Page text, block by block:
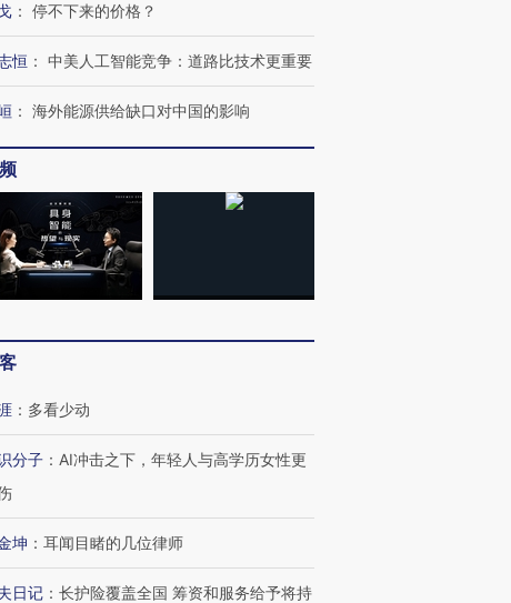
的吸金
”？
马航飞行员跨国走私7万
毒品
育部长拱下台
第四届链博
科技“链”接产
【特别呈现】寻找100种
CFO：不靠规模取胜，华
： 停不下来的价格？
恒 ： 中美人工智能竞争：道路比技术更重要
： 海外能源供给缺口对中国的影响
： 多看少动
分子 ： AI冲击之下，年轻人与高学历女性更
坤 ： 耳闻目睹的几位律师
日记 ： 长护险覆盖全国 筹资和服务给予将持